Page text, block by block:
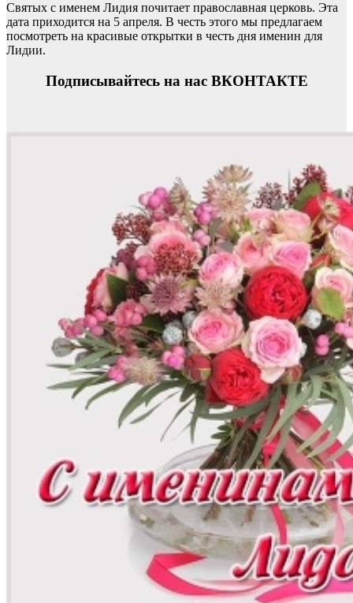
Святых с именем Лидия почитает православная церковь. Эта
дата приходится на 5 апреля. В честь этого мы предлагаем
посмотреть на красивые открытки в честь дня именин для
Лидии.
Подписывайтесь на нас ВКОНТАКТЕ